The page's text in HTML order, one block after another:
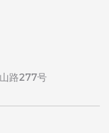
路277号